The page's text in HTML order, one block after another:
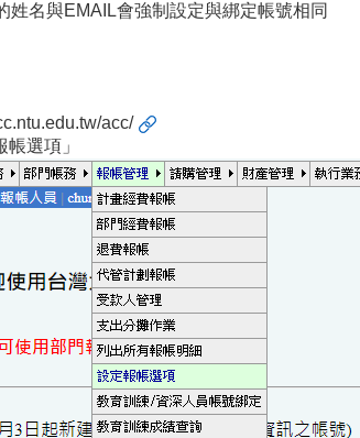
名與EMAIL會強制設定與綁定帳號相同
acc/
選項」